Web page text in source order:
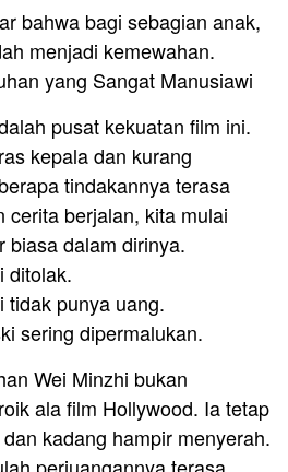
bahwa bagi sebagian anak,
menjadi kemewahan.
yang Sangat Manusiawi
pusat kekuatan film ini.
kepala dan kurang
tindakannya terasa
cerita berjalan, kita mulai
biasa dalam dirinya.
ditolak.
tidak punya uang.
sering dipermalukan.
Wei Minzhi bukan
ala film Hollywood. Ia tetap
kadang hampir menyerah.